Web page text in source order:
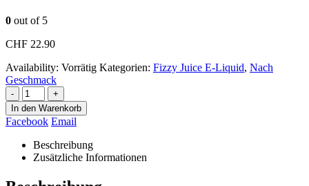
0 out of 5
CHF 22.90
Availability: Vorrätig Kategorien: Fizzy Juice E-Liquid, Nach
Geschmack
-
+
In den Warenkorb
Facebook Email
Beschreibung
Zusätzliche Informationen